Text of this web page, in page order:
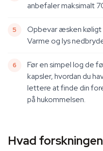
anbefaler maksimalt
Opbevar æsken
Varme og lys
Før en simpel log de
kapsler, hvordan du
lettere at finde din
på hukommelsen.
Hvad